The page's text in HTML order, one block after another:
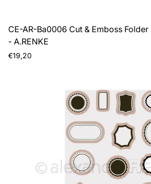
CE-AR-Ba0006 Cut & Emboss
- A.RENKE
Prezzo
€19,20